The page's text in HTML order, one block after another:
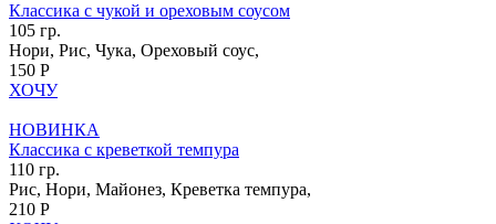
Классика с чукой и ореховым соусом
105 гр.
Нори, Рис, Чука, Ореховый соус,
150 Р
ХОЧУ
НОВИНКА
Классика с креветкой темпура
110 гр.
Рис, Нори, Майонез, Креветка темпура,
210 Р